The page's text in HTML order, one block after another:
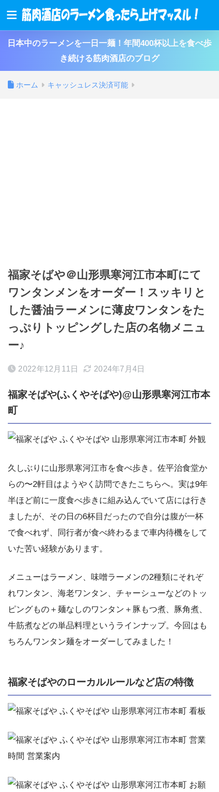
日本中のラーメンを一日一麺！年間400杯以上を食べ歩
き続ける筋肉酒店のブログ
ホーム キャッシュレス決済可能
福家そばや＠山形県寒河江市本町にて
ワンタンメンをオーダー！スッキリと
した醤油ラーメンに薄皮ワンタンをた
っぷりトッピングした店の名物メニュ
ー♪
2022年12月11日 2024年7月4日
福家そばや(ふくやそばや)@山形県寒河江市本
町
久しぶりに山形県寒河江市を食べ歩き。佐平治食堂か
らの〜2軒目はようやく訪問できたこちらへ。実は9年
半ほど前に一度食べ歩きに組み込んでいて店には行き
ましたが、その日の6杯目だったので自分は腹が一杯
で食べれず、同行者が食べ終わるまで車内待機をして
いた苦い経験があります。
メニューはラーメン、味噌ラーメンの2種類にそれぞ
れワンタン、海老ワンタン、チャーシューなどのトッ
ピングもの＋麺なしのワンタン＋豚もつ煮、豚角煮、
牛筋煮などの単品料理というラインナップ。今回はも
ちろんワンタン麺をオーダーしてみました！
福家そばやのローカルルールなど店の特徴